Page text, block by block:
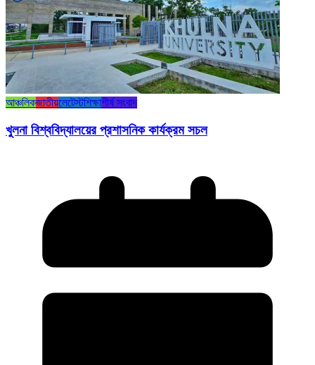
আঞ্চলিকজাতীয়লেটেস্টশিক্ষাশীর্ষ সংবাদ
খুলনা বিশ্ববিদ্যালয়ের প্রশাসনিক কার্যক্রম সচল